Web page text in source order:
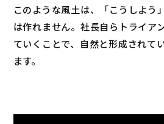
このような風土は、「こうしよう
は作れません。社長自らトライア
ていくことで、自然と形成されて
ます。